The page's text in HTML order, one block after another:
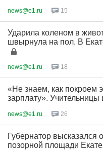
news@e1.ru 15
Ударила коленом в
швырнула на пол. В
news@e1.ru 18
«Не знаем, как покроем
зарплату». Учительницы
news@e1.ru 26
Губернатор высказался
позорной площади